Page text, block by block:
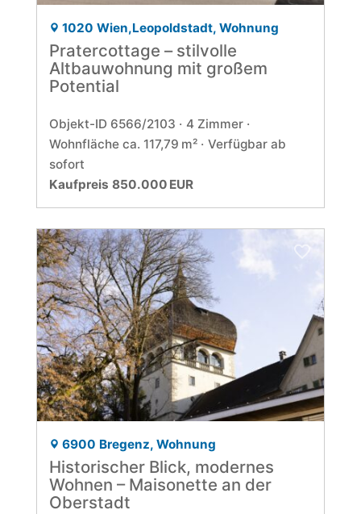
1020 Wien,Leopoldstadt, Wohnung
Pratercottage – stilvolle
Altbauwohnung mit großem
Potential
Objekt-ID 6566/2103
4 Zimmer
Wohnfläche ca. 117,79 m²
Verfügbar ab
sofort
Kaufpreis 850.000 EUR
6900 Bregenz, Wohnung
Historischer Blick, modernes
Wohnen – Maisonette an der
Oberstadt